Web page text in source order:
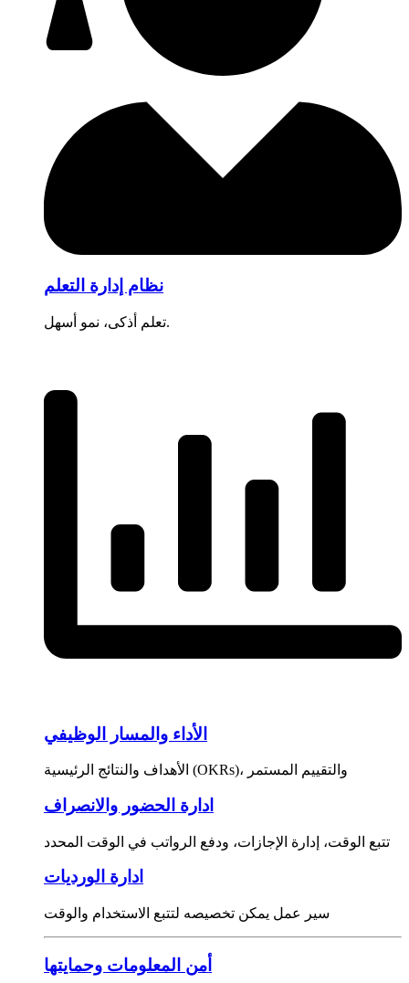
نظام إدارة التعلم
تعلم أذكى، نمو أسهل.
الأداء والمسار الوظيفي
الأهداف والنتائج الرئيسية (OKRs)، والتقييم المستمر
ادارة الحضور والانصراف
تتبع الوقت، إدارة الإجازات، ودفع الرواتب في الوقت المحدد
ادارة الورديات
سير عمل يمكن تخصيصه لتتبع الاستخدام والوقت
أمن المعلومات وحمايتها